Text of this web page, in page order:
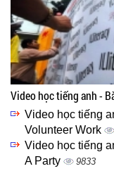
Video học tiếng anh -
Video học tiếng
Volunteer Work
Video học tiếng
A Party
9833